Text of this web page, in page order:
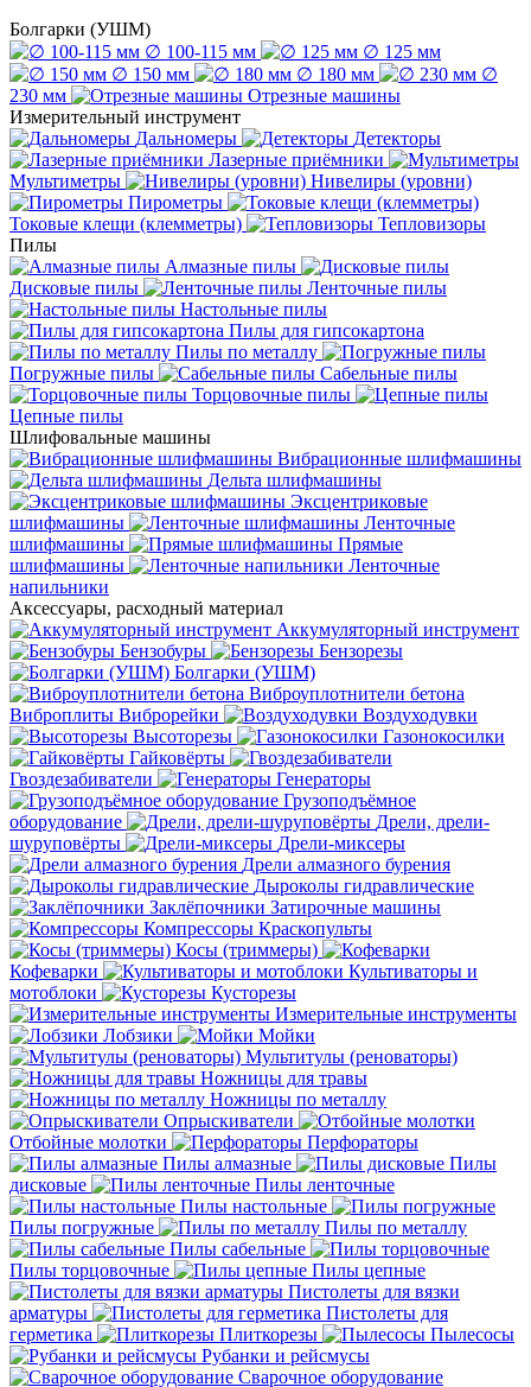
Болгарки (УШМ)
∅ 100-115 мм
∅ 125 мм
∅ 150 мм
∅ 180 мм
∅
230 мм
Отрезные машины
Измерительный инструмент
Дальномеры
Детекторы
Лазерные приёмники
Мультиметры
Нивелиры (уровни)
Пирометры
Токовые клещи (клемметры)
Тепловизоры
Пилы
Алмазные пилы
Дисковые пилы
Ленточные пилы
Настольные пилы
Пилы для гипсокартона
Пилы по металлу
Погружные пилы
Сабельные пилы
Торцовочные пилы
Цепные пилы
Шлифовальные машины
Вибрационные шлифмашины
Дельта шлифмашины
Эксцентриковые
шлифмашины
Ленточные
шлифмашины
Прямые
шлифмашины
Ленточные
напильники
Аксессуары, расходный материал
Аккумуляторный инструмент
Бензобуры
Бензорезы
Болгарки (УШМ)
Виброуплотнители бетона
Виброплиты Виброрейки
Воздуходувки
Высоторезы
Газонокосилки
Гайковёрты
Гвоздезабиватели
Генераторы
Грузоподъёмное
оборудование
Дрели, дрели-
шуруповёрты
Дрели-миксеры
Дрели алмазного бурения
Дыроколы гидравлические
Заклёпочники Затирочные машины
Компрессоры Краскопульты
Косы (триммеры)
Кофеварки
Культиваторы и
мотоблоки
Кусторезы
Измерительные инструменты
Лобзики
Мойки
Мультитулы (реноваторы)
Ножницы для травы
Ножницы по металлу
Опрыскиватели
Отбойные молотки
Перфораторы
Пилы алмазные
Пилы
дисковые
Пилы ленточные
Пилы настольные
Пилы погружные
Пилы по металлу
Пилы сабельные
Пилы торцовочные
Пилы цепные
Пистолеты для вязки
арматуры
Пистолеты для
герметика
Плиткорезы
Пылесосы
Рубанки и рейсмусы
Сварочное оборудование